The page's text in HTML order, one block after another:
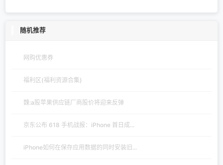
随机推荐
网购优惠券
福利区(福利资源合集)
魏:a股苹果供应链厂商股价将迎来反弹
京东公布 618 手机战报：iPhone 首日成...
iPhone如何在保存应用数据的同时安装旧...